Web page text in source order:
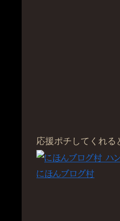
応援ポチしてくれる
にほんブログ村